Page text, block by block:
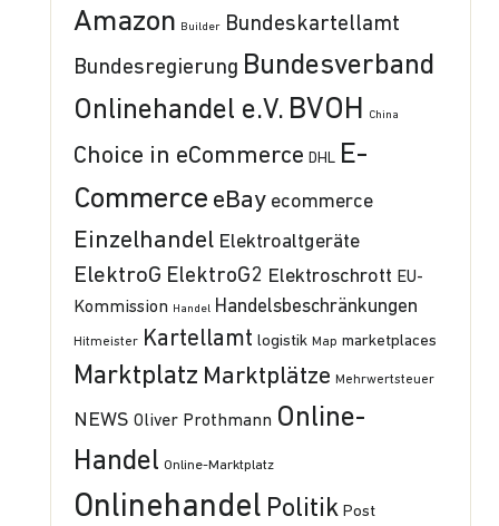
Amazon Builder Bundeskartellamt
Bundesregierung Bundesverband
Onlinehandel e.V. BVOH China
Choice in eCommerce DHL E-
Commerce eBay ecommerce
Einzelhandel Elektroaltgeräte
ElektroG ElektroG2 Elektroschrott EU-
Kommission Handel Handelsbeschränkungen
Hitmeister Kartellamt logistik Map marketplaces
Marktplatz Marktplätze Mehrwertsteuer
NEWS Oliver Prothmann Online-
Handel Online-Marktplatz
Onlinehandel Politik Post